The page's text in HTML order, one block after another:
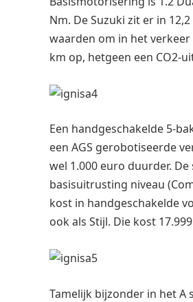
Nm. De Suzuki zit er in
waarden om in het
km op, hetgeen een CO2-
Een handgeschakelde 5-
een AGS gerobotiseerde
wel 1.000 euro duurder.
basisuitrusting niveau
kost in handgeschakelde
ook als Stijl. Die kost
Tamelijk bijzonder in het A